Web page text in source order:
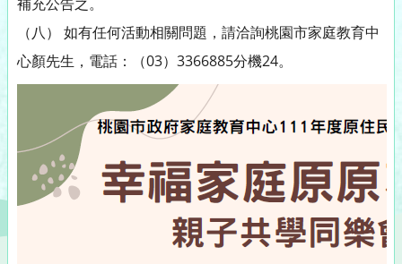
（八） 如有任何活動相關問題，請洽詢桃園市家庭教育中
心顏先生，電話：（03）3366885分機24。